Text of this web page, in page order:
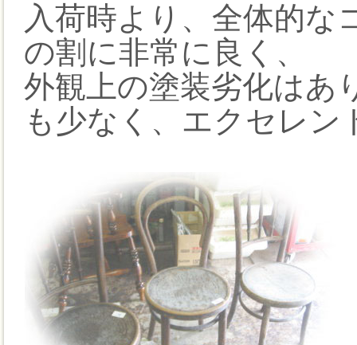
入荷時より、全体的な
の割に非常に良く、
外観上の塗装劣化はあ
も少なく、エクセレン